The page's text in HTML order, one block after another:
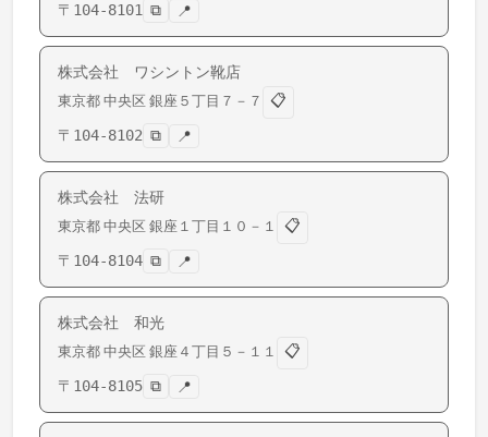
〒 104-8101 ⧉ 📍
株式会社 ワシントン靴店
東京都 中央区 銀座 ５丁目７－７
📋
〒 104-8102 ⧉ 📍
株式会社 法研
東京都 中央区 銀座 １丁目１０－１
📋
〒 104-8104 ⧉ 📍
株式会社 和光
東京都 中央区 銀座 ４丁目５－１１
📋
〒 104-8105 ⧉ 📍